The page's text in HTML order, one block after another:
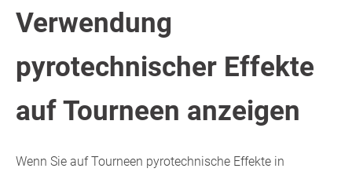
Verwendung
pyrotechnischer Effekte
auf Tourneen anzeigen
Wenn Sie auf Tourneen pyrotechnische Effekte in